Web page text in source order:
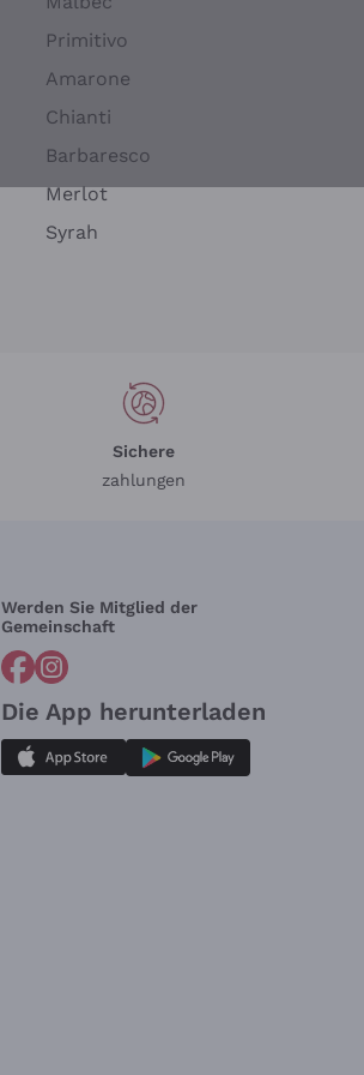
Primitivo
Amarone
Chianti
Barbaresco
Merlot
Syrah
Sichere
zahlungen
Werden Sie Mitglied der
Gemeinschaft
Die App herunterladen